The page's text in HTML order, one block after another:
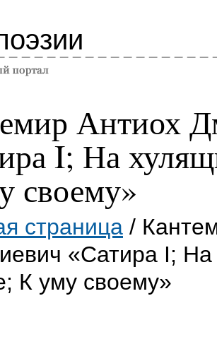
Антиох
I; На
своему»
страница /
«Сатира I;
К уму своему»